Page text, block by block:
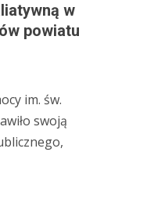
w
powiatu
im. św.
swoją